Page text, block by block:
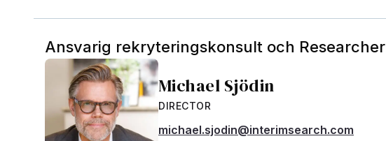
Ansvarig rekryteringskonsult och Researcher
Michael Sjödin
DIRECTOR
michael.sjodin@interimsearch.com